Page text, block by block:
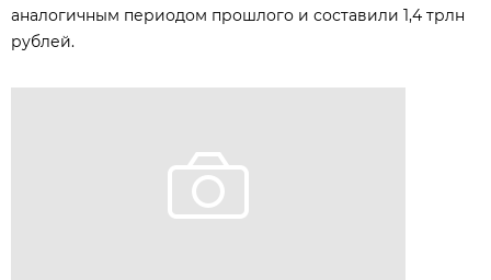
аналогичным периодом прошлого и составили 1,4 трлн
рублей.